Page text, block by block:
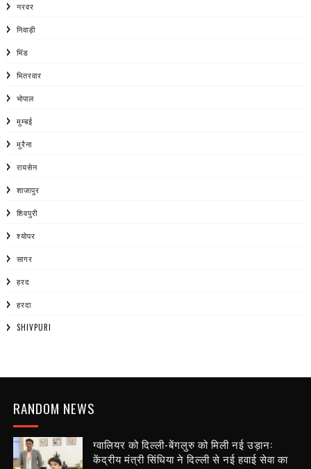
नरवर
निवाड़ी
भिंड
भितरवार
भोपाल
मुम्बई
मुरैना
रायसेन
शाजापुर
शिवपुरी
श्योपर
सागर
हरद
हरदा
SHIVPURI
RANDOM NEWS
ग्वालियर को दिल्ली-बेंगलुरु को मिली नई उड़ान:
केंद्रीय मंत्री सिंधिया ने दिल्ली से नई हवाई सेवा का